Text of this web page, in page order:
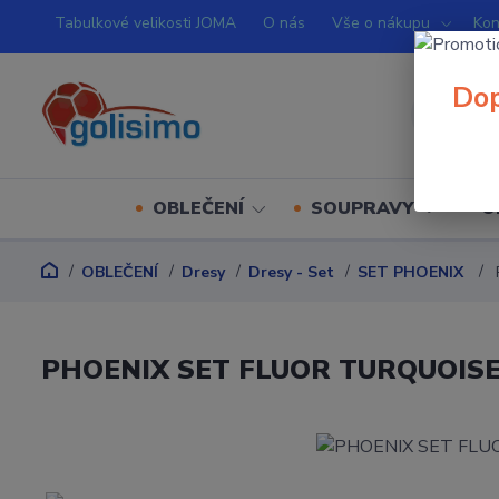
Tabulkové velikosti JOMA O nás Vše o nákupu
OBLEČENÍ SOUPRAVY
OBLEČENÍ Dresy Dresy - Set SET PHOENIX
PHOENIX SET FLUOR